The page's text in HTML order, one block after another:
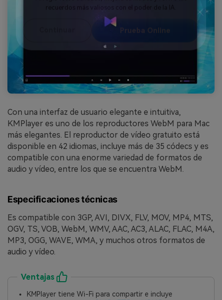
Reparador de Fotos con IA
Arregla fotos dañadas, mejora su nitidez y revive tus
recuerdos más valiosos con el poder de la IA.
Continuar
Con una interfaz de usuario elegante e intuitiva,
KMPlayer es uno de los reproductores WebM para Mac
más elegantes. El reproductor de vídeo gratuito está
disponible en 42 idiomas, incluye más de 35 códecs y es
compatible con una enorme variedad de formatos de
audio y vídeo, entre los que se encuentra WebM.
Especificaciones técnicas
Es compatible con 3GP, AVI, DIVX, FLV, MOV, MP4, MTS,
OGV, TS, VOB, WebM, WMV, AAC, AC3, ALAC, FLAC, M4A,
MP3, OGG, WAVE, WMA, y muchos otros formatos de
audio y vídeo.
Ventajas
KMPlayer tiene Wi-Fi para compartir e incluye